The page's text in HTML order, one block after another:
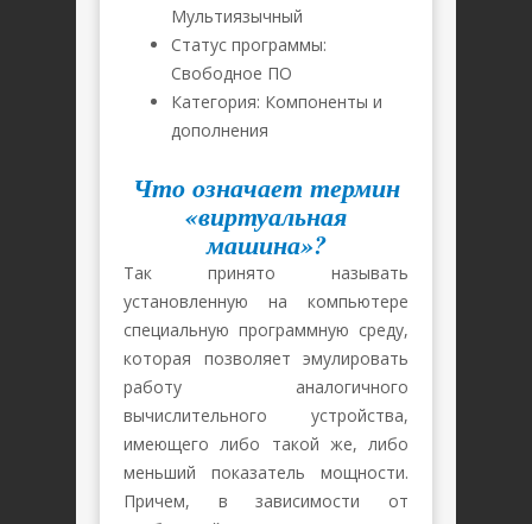
Мультиязычный
Статус программы:
Свободное ПО
Категория: Компоненты и
дополнения
Что означает термин
«виртуальная
машина»?
Так принято называть
установленную на компьютере
специальную программную среду,
которая позволяет эмулировать
работу аналогичного
вычислительного устройства,
имеющего либо такой же, либо
меньший показатель мощности.
Причем, в зависимости от